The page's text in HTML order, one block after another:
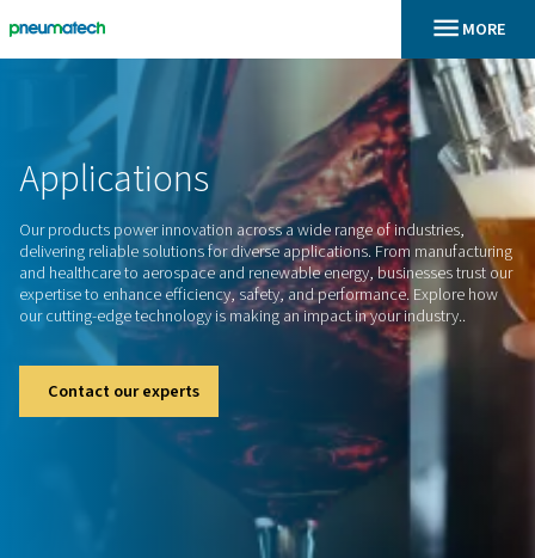
Applications
Our products power innovation across a wide range of
delivering reliable solutions for diverse applications. From
and healthcare to aerospace and renewable energy,
expertise to enhance efficiency, safety, and performance.
our cutting-edge technology is making an impact in your